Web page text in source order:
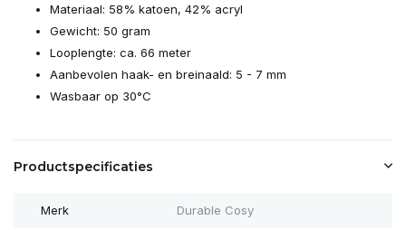
Materiaal: 58% katoen, 42% acryl
Gewicht: 50 gram
Looplengte: ca. 66 meter
Aanbevolen haak- en breinaald: 5 - 7 mm
Wasbaar op 30°C
Productspecificaties
Merk Durable Cosy